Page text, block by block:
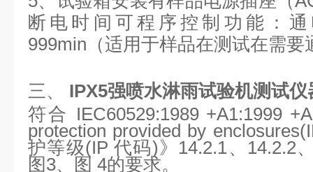
断电时间可程序控制功能：通
999min（适用于样品在测试在需要
三、 IPX5强喷水淋雨试验机测试仪
符合 IEC60529:1989 +A1:1999
protection provided by
护等级(IP 代码)》14.2.1、14.2.2
图3、图 4的要求。